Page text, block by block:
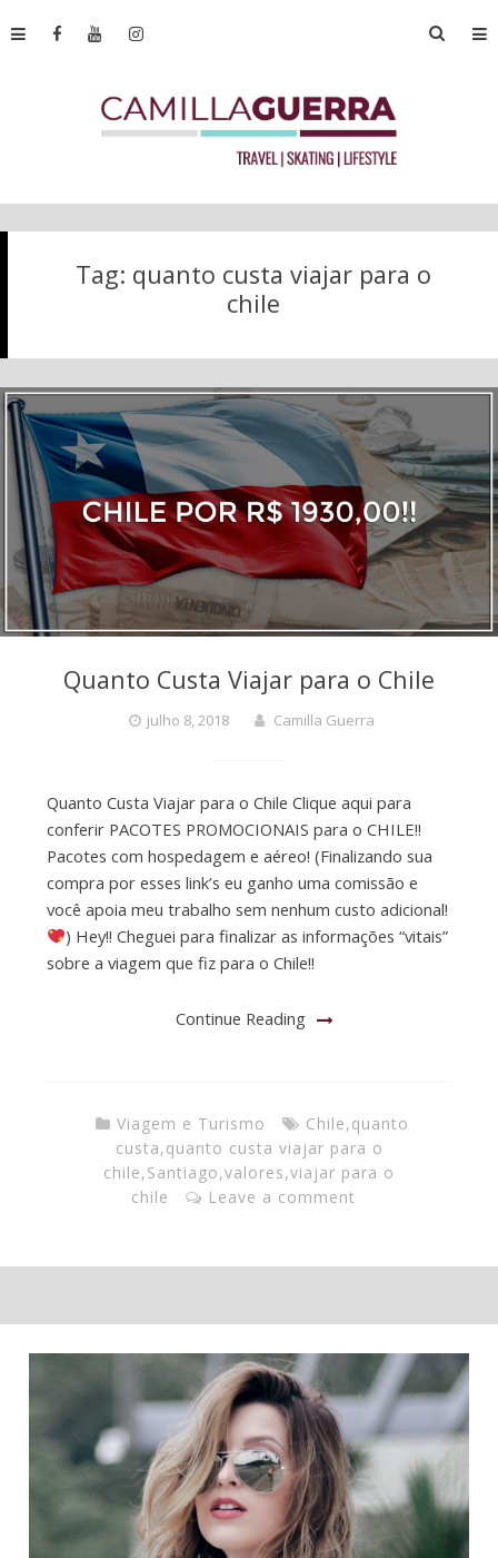
Tag: quanto custa viajar para o
chile
Quanto Custa Viajar para o Chile
julho 8, 2018 Camilla Guerra
Quanto Custa Viajar para o Chile Clique aqui para
conferir PACOTES PROMOCIONAIS para o CHILE!!
Pacotes com hospedagem e aéreo! (Finalizando sua
compra por esses link’s eu ganho uma comissão e
você apoia meu trabalho sem nenhum custo adicional!
) Hey!! Cheguei para finalizar as informações “vitais”
sobre a viagem que fiz para o Chile!!
Continue Reading
Viagem e Turismo Chile,quanto
custa,quanto custa viajar para o
chile,Santiago,valores,viajar para o
chile
Leave a comment